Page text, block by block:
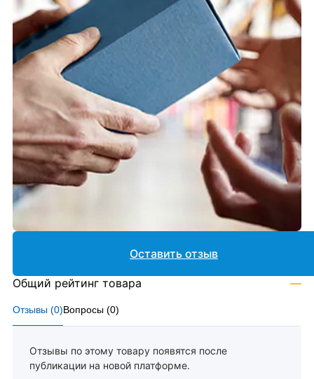
Отзывы (0)Вопросы (0)
Отзывы по этому товару появятся после
публикации на новой платформе.
Оставить отзыв
Общий рейтинг товара —